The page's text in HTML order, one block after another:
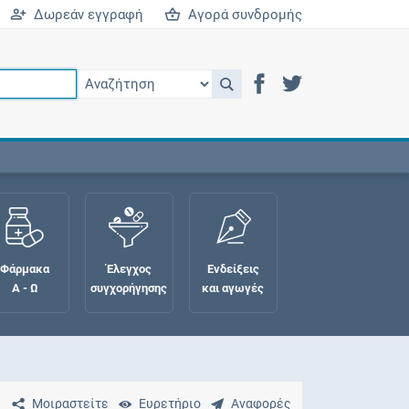
Δωρεάν εγγραφή Αγορά συνδρομής
Φάρμακα
Α - Ω
Έλεγχος
συγχορήγησης
Ενδείξεις
και αγωγές
Μοιραστείτε Ευρετήριο Αναφορές